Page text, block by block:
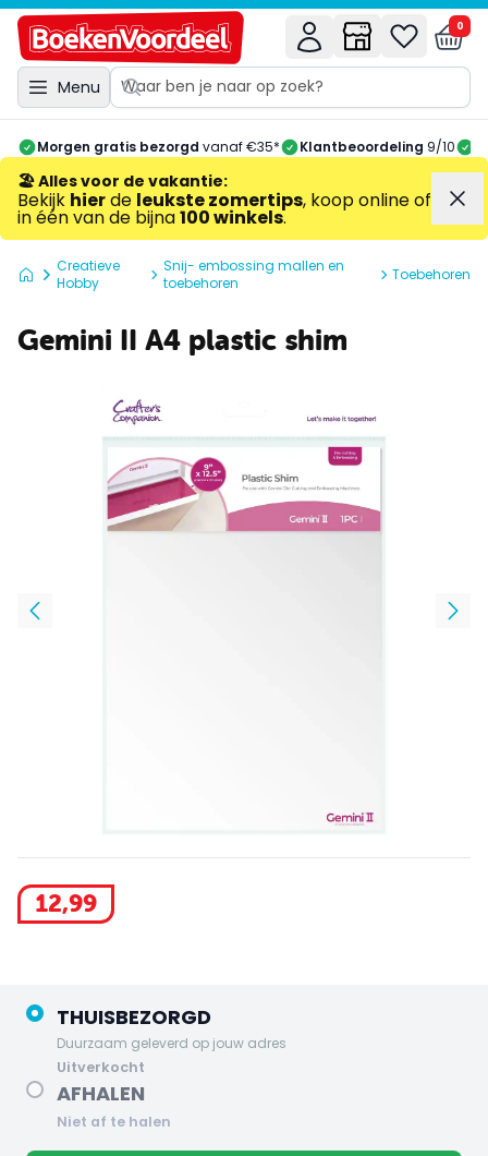
Menu
0
Morgen gratis bezorgd vanaf €35* Klantbeoordeling 9/10
🏖️ Alles voor de vakantie:
Bekijk hierde leukste zomertips, koop online of
in één van de bijna100 winkels.
Creatieve
Hobby
Snij- embossing mallen en
toebehoren
Toebehoren
Gemini II A4 plastic shim
12,99
THUISBEZORGD
Duurzaam geleverd op jouw adres
uitverkocht
AFHALEN
Niet af te halen